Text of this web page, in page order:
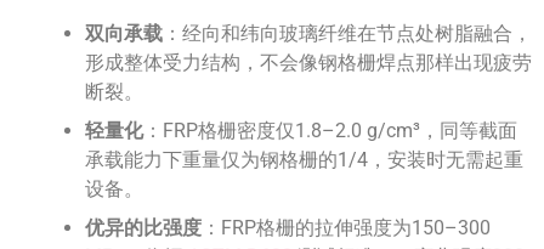
双向承载 ：经向和纬向玻璃纤维在节点处树脂融合，
形成整体受力结构，不会像钢格栅焊点那样出现疲劳
断裂。
轻量化：FRP格栅密度仅1.8–2.0 g/cm³，同等截面
承载能力下重量仅为钢格栅的1/4，安装时无需起重
设备。
优异的比强度 ：FRP格栅的拉伸强度为150–300